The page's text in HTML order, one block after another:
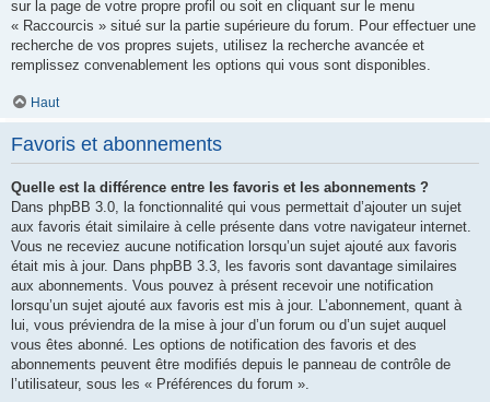
sur la page de votre propre profil ou soit en cliquant sur le menu
« Raccourcis » situé sur la partie supérieure du forum. Pour effectuer une
recherche de vos propres sujets, utilisez la recherche avancée et
remplissez convenablement les options qui vous sont disponibles.
Haut
Favoris et abonnements
Quelle est la différence entre les favoris et les abonnements ?
Dans phpBB 3.0, la fonctionnalité qui vous permettait d’ajouter un sujet
aux favoris était similaire à celle présente dans votre navigateur internet.
Vous ne receviez aucune notification lorsqu’un sujet ajouté aux favoris
était mis à jour. Dans phpBB 3.3, les favoris sont davantage similaires
aux abonnements. Vous pouvez à présent recevoir une notification
lorsqu’un sujet ajouté aux favoris est mis à jour. L’abonnement, quant à
lui, vous préviendra de la mise à jour d’un forum ou d’un sujet auquel
vous êtes abonné. Les options de notification des favoris et des
abonnements peuvent être modifiés depuis le panneau de contrôle de
l’utilisateur, sous les « Préférences du forum ».